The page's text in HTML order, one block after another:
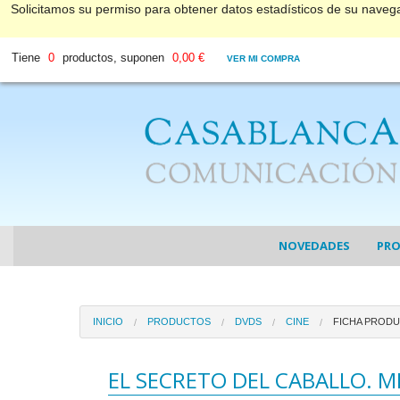
Solicitamos su permiso para obtener datos estadísticos de su
Tiene 0 productos, suponen 0,00 € VER MI COMPRA
NOVEDADES
INICIO PRODUCTOS DVDS CINE FICHA
EL SECRETO DEL CABALLO.